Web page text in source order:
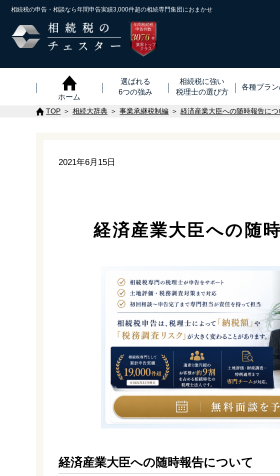
相続税の申告・相談なら年間申告実績3,000件超の相続専門集団におまかせ
年間相続税
申告件数
3076 ※
件
業界トップ
クラス
ホーム
選ばれる
6つの強み
相続税に強い
税理士の選び方
各種プラン
TOP 相続大辞典 事業承継税制編 経済産業大臣への随時報告につ
2021年6月15日
経済産業大臣への随
経済産業大臣への随時報告について